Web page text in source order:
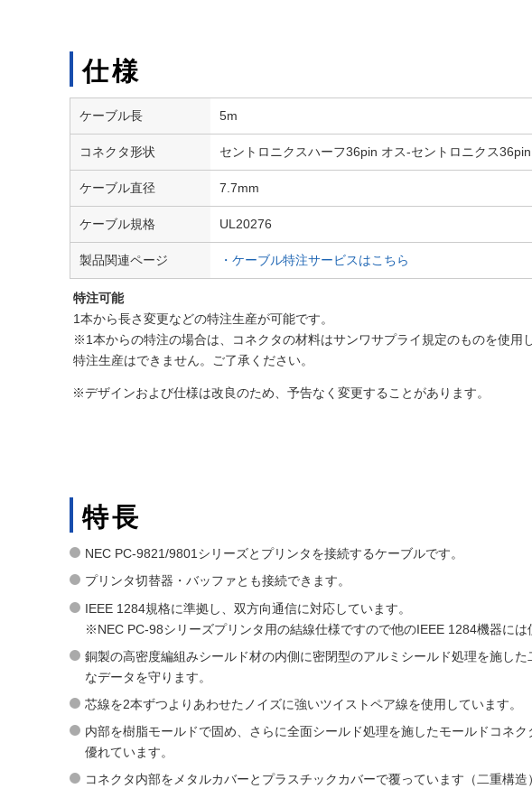
仕様
ケーブル長 5m
コネクタ形状 セントロニクスハーフ36pin オス-セントロニクス
ケーブル直径 7.7mm
ケーブル規格 UL20276
製品関連ページ ・ケーブル特注サービスはこちら
特注可能
1本から長さ変更などの特注生産が可能です。
※1本からの特注の場合は、コネクタの材料はサンワサプライ規定のものを使
特注生産はできません。ご了承ください。
※デザインおよび仕様は改良のため、予告なく変更することがあります。
特長
NEC PC-9821/9801シリーズとプリンタを接続するケーブルです。
プリンタ切替器・バッファとも接続できます。
IEEE 1284規格に準拠し、双方向通信に対応しています。
※NEC PC-98シリーズプリンタ用の結線仕様ですので他のIEEE 1284機器には
銅製の高密度編組みシールド材の内側に密閉型のアルミシールド処理を施し
なデータを守ります。
芯線を2本ずつよりあわせたノイズに強いツイストペア線を使用しています。
内部を樹脂モールドで固め、さらに全面シールド処理を施したモールドコネ
優れています。
コネクタ内部をメタルカバーとプラスチックカバーで覆っています（二重構造